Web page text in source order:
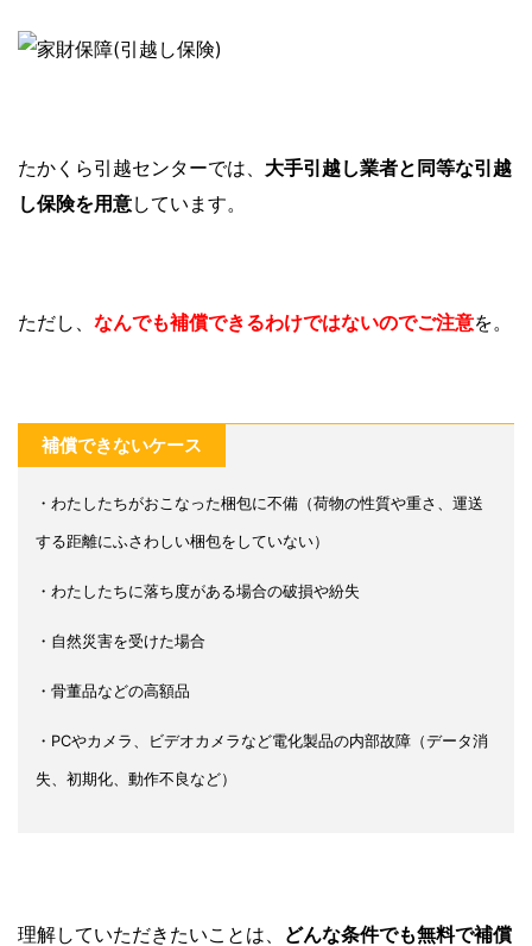
たかくら引越センターでは、 大手引越し業者と同等な引越
し保険を用意しています。
ただし、 なんでも補償できるわけではないのでご注意を。
補償できないケース
・わたしたちがおこなった梱包に不備（荷物の性質や重さ、運送
する距離にふさわしい梱包をしていない）
・わたしたちに落ち度がある場合の破損や紛失
・自然災害を受けた場合
・骨董品などの高額品
・PCやカメラ、ビデオカメラなど電化製品の内部故障（データ消
失、初期化、動作不良など）
理解していただきたいことは、 どんな条件でも無料で補償